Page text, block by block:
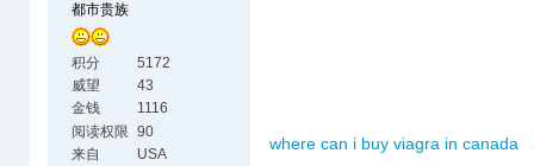
都市贵族
积分
5172
威望
43
金钱
1116
阅读权限 90
来自
USA
where can i buy viagra in canada